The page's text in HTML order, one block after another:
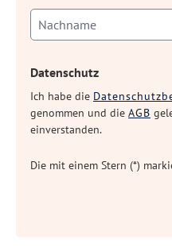
Datenschutz
Ich habe die
genommen und die AGB
einverstanden.
Die mit einem Stern (*)